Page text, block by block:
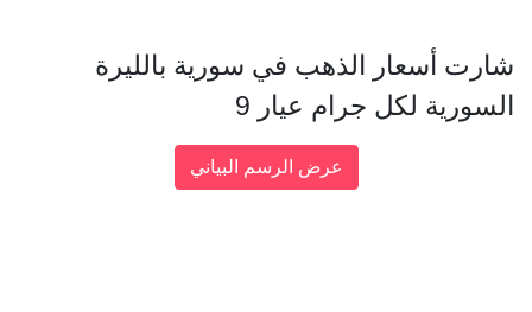
شارت أسعار الذهب في سورية بالليرة
السورية لكل جرام عيار 9